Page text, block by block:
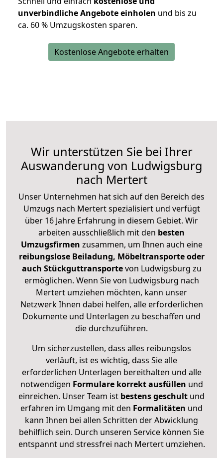
unverbindliche Angebote einholen und bis zu
ca. 60 % Umzugskosten sparen.
Kostenlose Angebote erhalten
Wir unterstützen Sie bei Ihrer
Auswanderung von Ludwigsburg
nach Mertert
Unser Unternehmen hat sich auf den Bereich des
Umzugs nach Mertert spezialisiert und verfügt
über 16 Jahre Erfahrung in diesem Gebiet. Wir
arbeiten ausschließlich mit den besten
Umzugsfirmen zusammen, um Ihnen auch eine
reibungslose Beiladung, Möbeltransporte oder
auch Stückguttransportevon Ludwigsburg zu
ermöglichen. Wenn Sie von Ludwigsburg nach
Mertert umziehen möchten, kann unser
Netzwerk Ihnen dabei helfen, alle erforderlichen
Dokumente und Unterlagen zu beschaffen und
die durchzuführen.
Um sicherzustellen, dass alles reibungslos
verläuft, ist es wichtig, dass Sie alle
erforderlichen Unterlagen bereithalten und alle
notwendigen Formulare korrekt ausfüllen und
einreichen. Unser Team ist bestens geschult und
erfahren im Umgang mit den Formalitäten und
kann Ihnen bei allen Schritten der Abwicklung
behilflich sein. Durch unseren Service können Sie
entspannt und stressfrei nach Mertert umziehen.